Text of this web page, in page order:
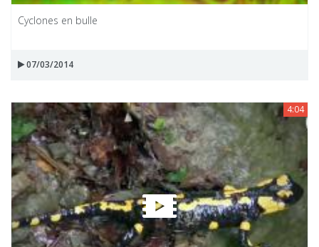
Cyclones en bulle
07/03/2014
4:04